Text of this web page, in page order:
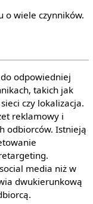
o wiele czynników.
odpowiedniej
takich jak
czy lokalizacja.
reklamowy i
odbiorców. Istnieją
media niż w
dwukierunkową